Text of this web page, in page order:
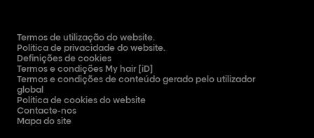
Termos de utilização do website.
Política de privacidade do website.
Definições de cookies
Termos e condições My hair [iD]
Termos e condições de conteúdo gerado pelo utilizador
global
Política de cookies do website
Contacte-nos
Mapa do site